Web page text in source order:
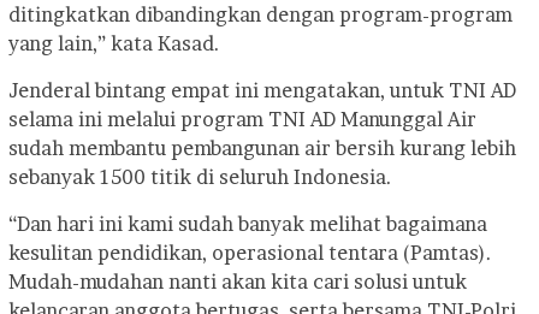
ditingkatkan dibandingkan dengan program-program
yang lain,” kata Kasad.
Jenderal bintang empat ini mengatakan, untuk TNI AD
selama ini melalui program TNI AD Manunggal Air
sudah membantu pembangunan air bersih kurang lebih
sebanyak 1500 titik di seluruh Indonesia.
“Dan hari ini kami sudah banyak melihat bagaimana
kesulitan pendidikan, operasional tentara (Pamtas).
Mudah-mudahan nanti akan kita cari solusi untuk